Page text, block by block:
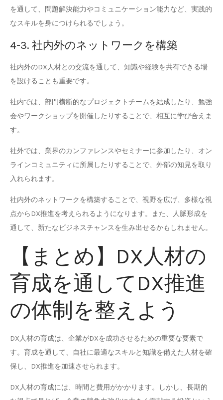
を通して、問題解決能力やコミュニケーション能力など、実践的
なスキルを身につけられるでしょう。
4-3. 社内外のネットワークを構築
社内外のDX人材との交流を通して、知識や経験を共有できる場
を設けることも重要です。
社内では、部門横断的なプロジェクトチームを結成したり、勉強
会やワークショップを開催したりすることで、相互に学び合えま
す。
社外では、業界のカンファレンスやセミナーに参加したり、オン
ラインコミュニティに所属したりすることで、外部の知見を取り
入れられます。
社内外のネットワークを構築することで、視野を広げ、多様な視
点からDX推進を考えられるようになります。また、人脈形成を
通して、新たなビジネスチャンスを生み出せるかもしれません。
【まとめ】DX人材の
育成を通してDX推進
の体制を整えよう
DX人材の育成は、企業がDXを成功させるための重要な要素で
す。育成を通して、自社に最適なスキルと知識を備えた人材を確
保し、DX推進を加速させられます。
DX人材の育成には、時間と費用がかかります。しかし、長期的